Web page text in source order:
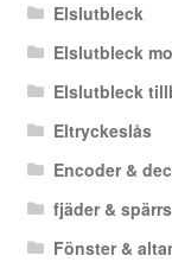
Elslutbleck
Elslutbleck
Elslutbleck
Eltryckeslås
Encoder &
fjäder &
Fönster &